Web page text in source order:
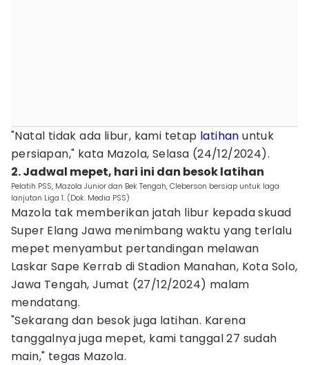
"Natal tidak ada libur, kami tetap latihan untuk
persiapan," kata Mazola, Selasa (24/12/2024).
2. Jadwal mepet, hari ini dan besok latihan
Pelatih PSS, Mazola Junior dan Bek Tengah, Cleberson bersiap untuk laga
lanjutan Liga 1. (Dok. Media PSS)
Mazola tak memberikan jatah libur kepada skuad
Super Elang Jawa menimbang waktu yang terlalu
mepet menyambut pertandingan melawan
Laskar Sape Kerrab di Stadion Manahan, Kota Solo,
Jawa Tengah, Jumat (27/12/2024) malam
mendatang.
"Sekarang dan besok juga latihan. Karena
tanggalnya juga mepet, kami tanggal 27 sudah
main," tegas Mazola.